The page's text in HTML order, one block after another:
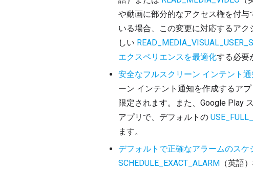
や動画に部分的なアクセス権を付与
いる場合、この変更に対応するア
しい
エクスペリエンスを最適化する必要
安全なフルスクリーン インテント通
ーン インテント通知を作成するア
限定されます。また、Google Play
アプリで、デフォルトの
ます。
デフォルトで正確なアラームのスケ
SCHEDULE_EXACT_ALARM （英語